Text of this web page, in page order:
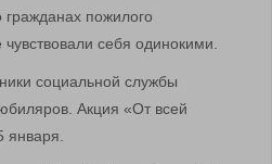
гражданах пожилого
себя одинокими.
социальной службы
Акция «От всей
января.